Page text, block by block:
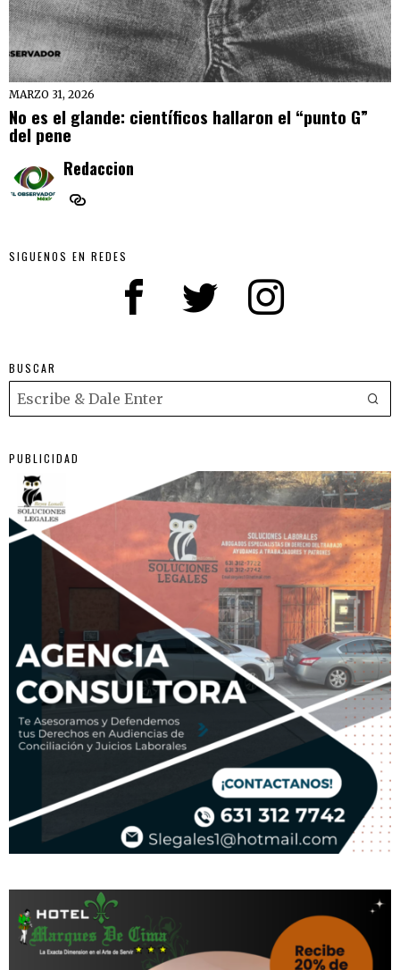
MARZO 31, 2026
No es el glande: científicos hallaron el “punto G”
del pene
Redaccion
SIGUENOS EN REDES
BUSCAR
PUBLICIDAD